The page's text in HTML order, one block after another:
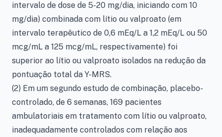
intervalo de dose de 5-20 mg/dia, iniciando com 10
mg/dia) combinada com lítio ou valproato (em
intervalo terapêutico de 0,6 mEq/L a 1,2 mEq/L ou 50
mcg/mL a 125 mcg/mL, respectivamente) foi
superior ao lítio ou valproato isolados na redução da
pontuação total da Y-MRS.
(2) Em um segundo estudo de combinação, placebo-
controlado, de 6 semanas, 169 pacientes
ambulatoriais em tratamento com lítio ou valproato,
inadequadamente controlados com relação aos